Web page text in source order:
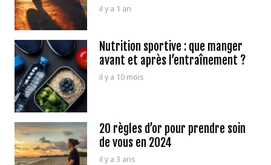
il y a 1 an
Nutrition sportive : que manger
avant et après l’entraînement ?
il y a 10 mois
20 règles d’or pour prendre soin
de vous en 2024
il y a 3 ans